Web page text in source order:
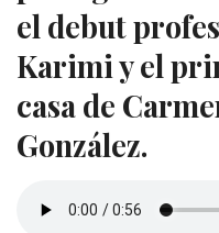
el debut
Karimi y el
casa de
González.